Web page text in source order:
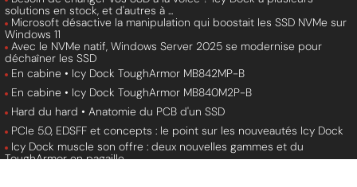
solutions en stock, et d'autres à ...
Microsoft désactive la manipulation qui boostait les SSD NVMe sur
Windows 11
Avec le NVMe natif, Windows Server 2025 se modernise pour
déchaîner les SSD
En cabine • Icy Dock ToughArmor MB842MP-B
En cabine • Icy Dock ToughArmor MB840M2P-B
Hard du hard • Anatomie du PCB d'un SSD
PCIe 5.0, EDSFF et concepts : le point sur les nouveautés Icy Dock
Icy Dock muscle son offre : deux nouvelles gammes et du
ToughArmor en pagaille